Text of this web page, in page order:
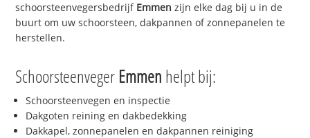
schoorsteenvegersbedrijf Emmen zijn elke dag bij u in de
buurt om uw schoorsteen, dakpannen of zonnepanelen te
herstellen.
Schoorsteenveger Emmen helpt bij:
Schoorsteenvegen en inspectie
Dakgoten reining en dakbedekking
Dakkapel, zonnepanelen en dakpannen reiniging